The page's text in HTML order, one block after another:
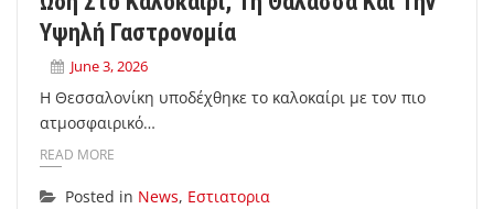
Υψηλή Γαστρονομία
June 3, 2026
Η Θεσσαλονίκη υποδέχθηκε το καλοκαίρι με τον πιο
ατμοσφαιρικό…
READ MORE
Posted in News, Εστιατορια